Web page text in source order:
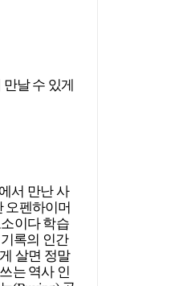
날 수 있게